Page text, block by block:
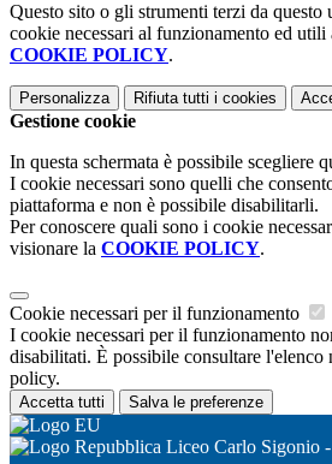
Questo sito o gli strumenti terzi da
cookie necessari al funzionamento ed
COOKIE POLICY.
Personalizza Rifiuta tutti i cookies
Gestione cookie
In questa schermata è possibile scegliere
I cookie necessari sono quelli che
piattaforma e non è possibile disabilitarli.
Per conoscere quali sono i cookie
visionare la COOKIE POLICY.
Cookie necessari per il funzionamento
I cookie necessari per il funzionamento
disabilitati. È possibile consultare l'elenco
policy.
Accetta tutti Salva le preferenze
Liceo Carlo Sigonio